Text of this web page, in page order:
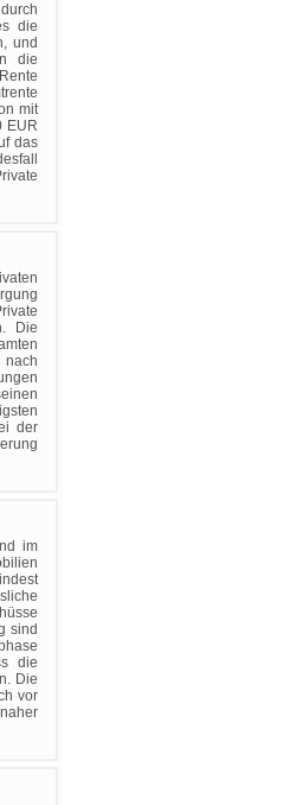
die
und
die
mit
EUR
das
Die
nach
der
im
sind
die
Die
vor